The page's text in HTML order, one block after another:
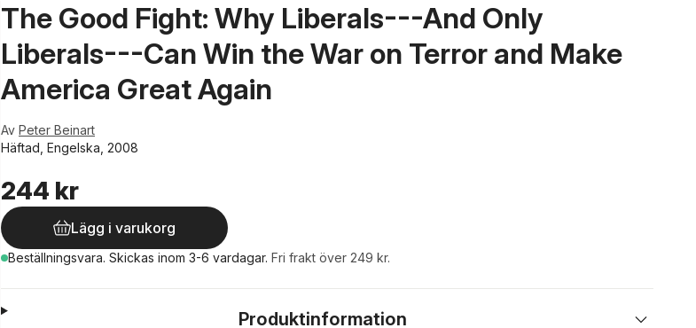
The Good Fight: Why Liberals---And Only
Liberals---Can Win the War on Terror and Make
America Great Again
Av Peter Beinart
Häftad, Engelska, 2008
244 kr
Lägg i varukorg
Beställningsvara. Skickas inom 3-6 vardagar. Fri frakt över 249 kr.
Produktinformation